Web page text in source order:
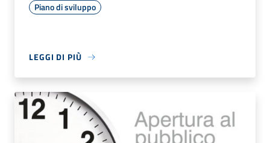
Piano di sviluppo
LEGGI DI PIÙ